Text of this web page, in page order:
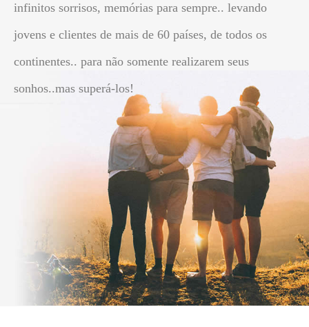
infinitos sorrisos, memórias para sempre.. levando
jovens e clientes de mais de 60 países, de todos os
continentes.. para não somente realizarem seus
sonhos..mas superá-los!